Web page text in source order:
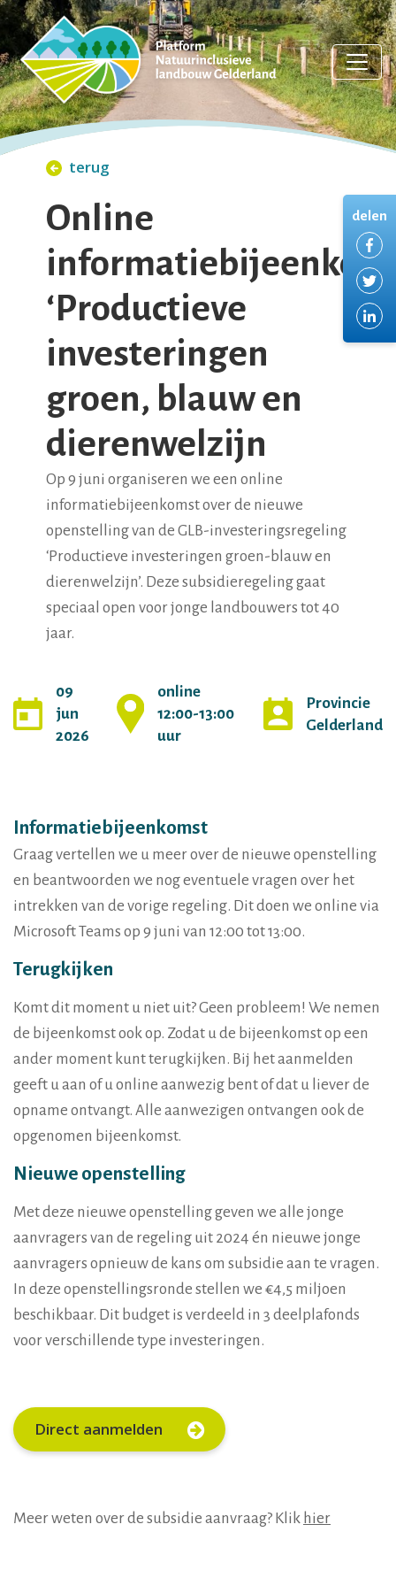
terug
Online
‘Productieve
investeringen
groen, blauw en
dierenwelzijn
Op 9 juni organiseren we een online
informatiebijeenkomst over de nieuwe
openstelling van de GLB-investeringsregeling
‘Productieve investeringen groen-blauw en
dierenwelzijn’. Deze subsidieregeling gaat
speciaal open voor jonge landbouwers tot 40
jaar.
09
jun
2026
online
12:00-13:00
uur
Provincie
Gelderland
Informatiebijeenkomst
Graag vertellen we u meer over de nieuwe openstelling
en beantwoorden we nog eventuele vragen over het
intrekken van de vorige regeling. Dit doen we online via
Microsoft Teams op 9 juni van 12:00 tot 13:00.
Terugkijken
Komt dit moment u niet uit? Geen probleem! We nemen
de bijeenkomst ook op. Zodat u de bijeenkomst op een
ander moment kunt terugkijken. Bij het aanmelden
geeft u aan of u online aanwezig bent of dat u liever de
opname ontvangt. Alle aanwezigen ontvangen ook de
opgenomen bijeenkomst.
Nieuwe openstelling
Met deze nieuwe openstelling geven we alle jonge
aanvragers van de regeling uit 2024 én nieuwe jonge
aanvragers opnieuw de kans om subsidie aan te vragen.
In deze openstellingsronde stellen we €4,5 miljoen
beschikbaar. Dit budget is verdeeld in 3 deelplafonds
voor verschillende type investeringen.
Direct aanmelden
Meer weten over de subsidie aanvraag? Klik hier
delen